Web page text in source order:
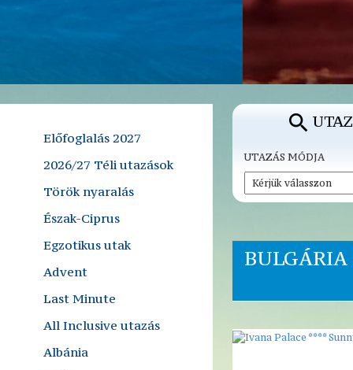
Előfoglalás 2027
2026/27 Téli utazások
Török nyaralás
Észak-Ciprus
Egzotikus utak
Advent
Last Minute
All Inclusive utazás
Albánia
UTAZÁS MÓDJA
BULGÁRIA